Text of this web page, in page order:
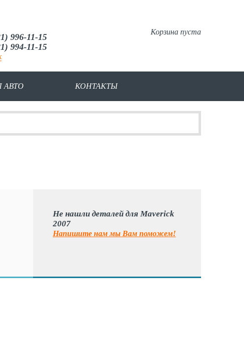
Корзина пуста
996-11-15
994-11-15
АВТО КОНТАКТЫ
Не нашли деталей для Maverick
2007
Напишите нам мы Вам поможем!